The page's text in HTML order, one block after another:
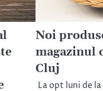
Noi
magazinul
Cluj
La opt luni de